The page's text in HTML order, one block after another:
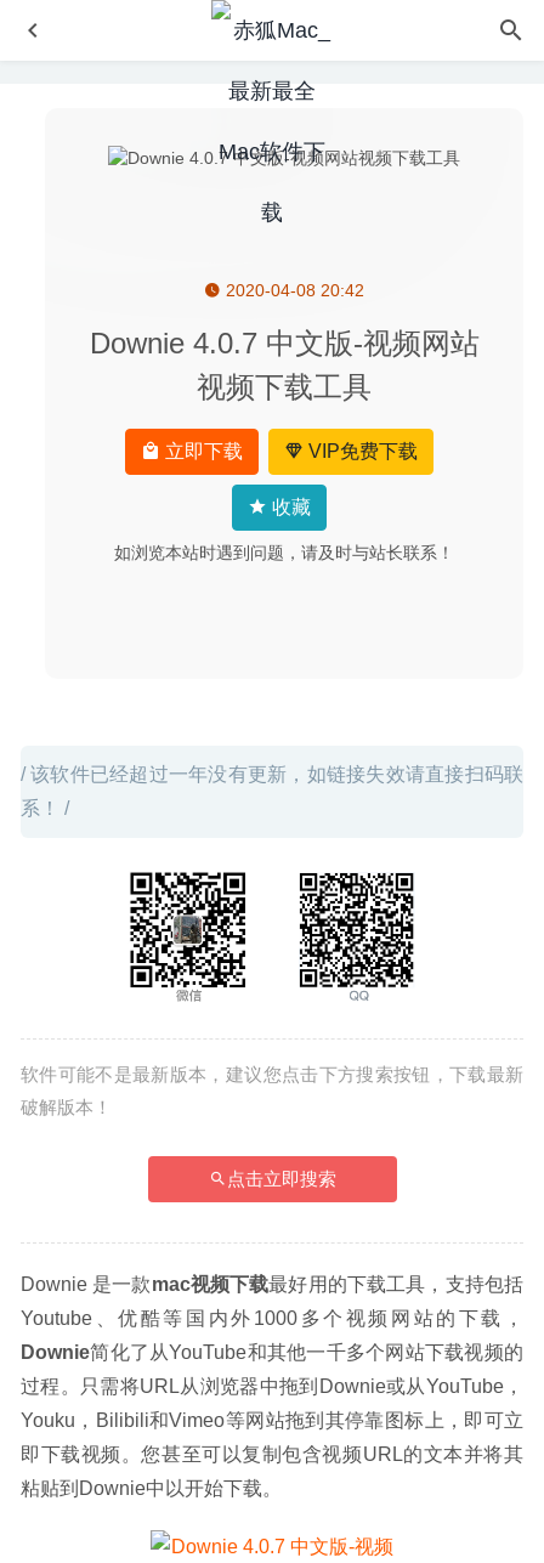
2020-04-08 20:42
Downie 4.0.7 中文版-视频网站
视频下载工具
立即下载 VIP免费下载
收藏
如浏览本站时遇到问题，请及时与站长联系！
/ 该软件已经超过一年没有更新，如链接失效请直接扫码联
系！ /
软件可能不是最新版本，建议您点击下方搜索按钮，下载最新
破解版本！
点击立即搜索
Downie 是一款mac视频下载最好用的下载工具，支持包括
Youtube、优酷等国内外1000多个视频网站的下载，
Downie简化了从YouTube和其他一千多个网站下载视频的
过程。只需将URL从浏览器中拖到Downie或从YouTube，
Youku，Bilibili和Vimeo等网站拖到其停靠图标上，即可立
即下载视频。您甚至可以复制包含视频URL的文本并将其
粘贴到Downie中以开始下载。
ABBYY FineReader PDF 15.2.14 中文版 – 智能PDF转换
Scrutiny 9.5.1 for Mac- 老牌网站分析优化工具 2020-02-21
Amadeus Pro 2.7.3 (2374) for Mac中文版-多音轨音频编辑
2020-02-23
Video Cut&Crop&Join 4.3 – 视频剪辑合并工具
ZY-Player 2.4.6 – 优秀的视频播放神器